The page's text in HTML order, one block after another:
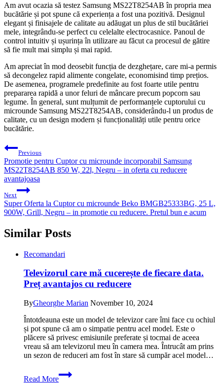
Am avut ocazia să testez Samsung MS22T8254AB în propria mea
bucătărie și pot spune că experiența a fost una pozitivă. Designul
elegant și finisajele de calitate au adăugat un plus de stil bucătăriei
mele, integrându-se perfect cu celelalte electrocasnice. Panoul de
control intuitiv și ușurința în utilizare au făcut ca procesul de gătire
să fie mult mai simplu și mai rapid.
Am apreciat în mod deosebit funcția de dezghețare, care mi-a permis
să decongelez rapid alimente congelate, economisind timp prețios.
De asemenea, programele predefinite au fost foarte utile pentru
prepararea rapidă a unor feluri de mâncare precum popcorn sau
legume. În general, sunt mulțumit de performanțele cuptorului cu
microunde Samsung MS22T8254AB, considerându-l un produs de
calitate, cu un design modern și funcționalități utile pentru orice
bucătărie.
Post
navigation
Previous
Promotie pentru Cuptor cu microunde incorporabil Samsung
MS22T8254AB 850 W, 22l, Negru – in oferta cu reducere
avantajoasa
Next
Super Oferta la Cuptor cu microunde Beko BMGB25333BG, 25 L,
900W, Grill, Negru – in promotie cu reducere. Pretul bun e acum
Similar Posts
Recomandari
Televizorul care mă cucerește de fiecare data.
Preț avantajos cu reducere
ByGheorghe Marian November 10, 2024
Întotdeauna este un model de televizor care îmi face cu ochiul
și pot spune că am o simpatie pentru acel model. Este o
plăcere să privesc emisiunile preferate și tocmai de aceea
vreau să am televizorul meu în camera mea. Întrucât am prins
un sezon de reduceri am fost în stare să cumpăr acel model…
Read More
Televizorul
care